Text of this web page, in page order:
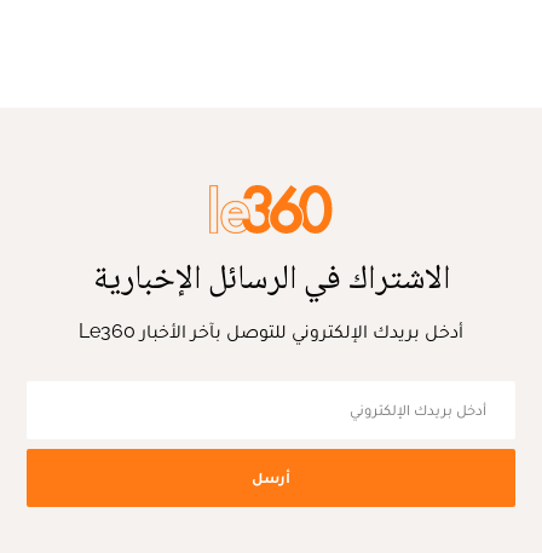
الاشتراك في الرسائل الإخبارية
أدخل بريدك الإلكتروني للتوصل بآخر الأخبار Le360
أرسل